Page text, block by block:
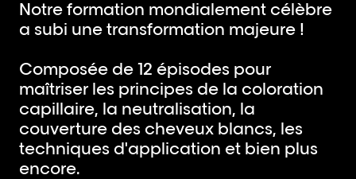
Notre formation mondialement célèbre
a subi une transformation majeure !
Composée de 12 épisodes pour
maîtriser les principes de la coloration
capillaire, la neutralisation, la
couverture des cheveux blancs, les
techniques d'application et bien plus
encore.